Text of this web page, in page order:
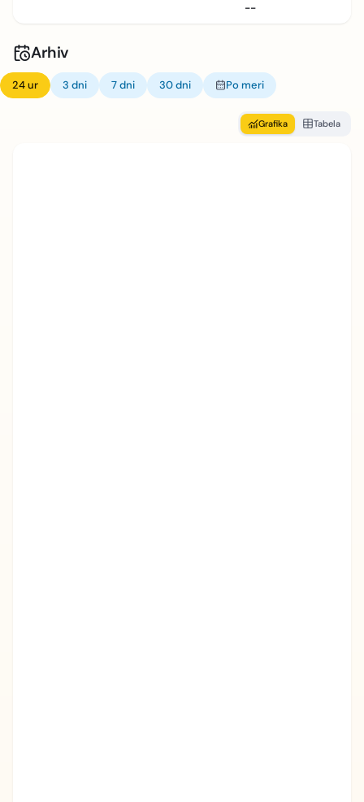
--
Arhiv
24 ur 3 dni 7 dni 30 dni Po meri
Grafika Tabela